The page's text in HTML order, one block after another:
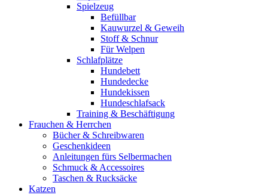
Spielzeug
Befüllbar
Kauwurzel & Geweih
Stoff & Schnur
Für Welpen
Schlafplätze
Hundebett
Hundedecke
Hundekissen
Hundeschlafsack
Training & Beschäftigung
Frauchen & Herrchen
Bücher & Schreibwaren
Geschenkideen
Anleitungen fürs Selbermachen
Schmuck & Accessoires
Taschen & Rucksäcke
Katzen